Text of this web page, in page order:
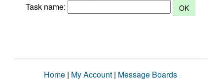
Task name:
Home | My Account | Message Boards